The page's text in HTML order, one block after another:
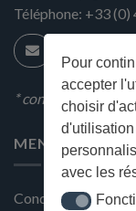
Pour
accepter
choisir
avec les
Téléphone: +33 (0)
* condition en
MENU
Conditions